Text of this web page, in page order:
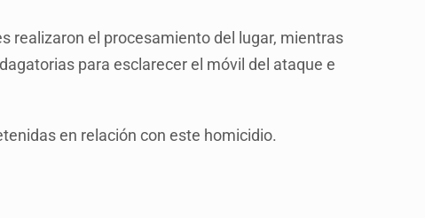
realizaron el procesamiento del lugar, mientras
para esclarecer el móvil del ataque e
en relación con este homicidio.